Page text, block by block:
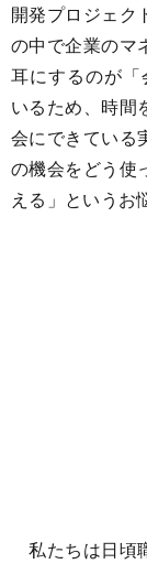
開発プロジェク
の中で企業のマ
耳にするのが
いるため、時間
会にできている
の機会をどう使
える」というお
私たちは日頃